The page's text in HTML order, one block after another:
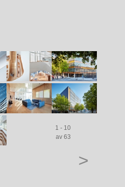
1 - 10
av 63
>